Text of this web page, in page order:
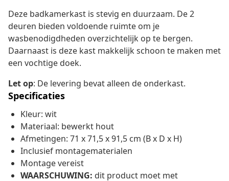
Deze badkamerkast is stevig en duurzaam. De 2
deuren bieden voldoende ruimte om je
wasbenodigdheden overzichtelijk op te bergen.
Daarnaast is deze kast makkelijk schoon te maken met
een vochtige doek.
Let op: De levering bevat alleen de onderkast.
Specificaties
Kleur: wit
Materiaal: bewerkt hout
Afmetingen: 71 x 71,5 x 91,5 cm (B x D x H)
Inclusief montagematerialen
Montage vereist
WAARSCHUWING: dit product moet met